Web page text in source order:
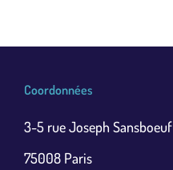
Coordonnées
3-5 rue Joseph Sansboeuf
75008 Paris